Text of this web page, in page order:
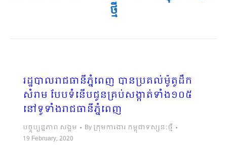
ថ្មី
រដ្ឋបាលរាជធានីភ្នំពេញ បានប្រគល់ម៉ូតូដឹក
សំរាម បែបទំនើបជូនគ្រប់សង្កាត់ទាំង១០៥
នៅទូទាំងរាជធានីភ្នំពេញ
បច្ចុប្បន្នភាព សង្គម By ក្រុមការងារ កម្ពុជាទស្សនៈថ្មី
19 February, 2020